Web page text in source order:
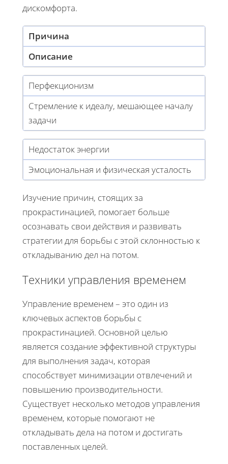
дискомфорта.
Причина
Описание
Перфекционизм
Стремление к идеалу, мешающее началу
задачи
Недостаток энергии
Эмоциональная и физическая усталость
Изучение причин, стоящих за
прокрастинацией, помогает больше
осознавать свои действия и развивать
стратегии для борьбы с этой склонностью к
откладыванию дел на потом.
Техники управления временем
Управление временем – это один из
ключевых аспектов борьбы с
прокрастинацией. Основной целью
является создание эффективной структуры
для выполнения задач, которая
способствует минимизации отвлечений и
повышению производительности.
Существует несколько методов управления
временем, которые помогают не
откладывать дела на потом и достигать
поставленных целей.